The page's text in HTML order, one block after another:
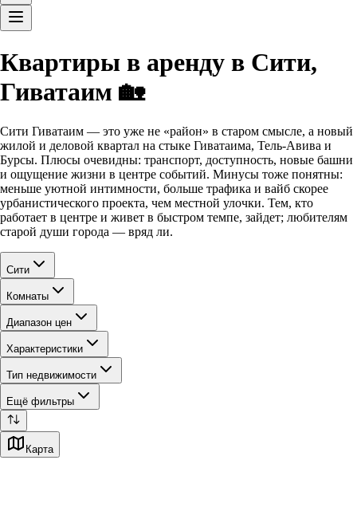
Квартиры в аренду в Сити,
Гиватаим 🏡
Сити Гиватаим — это уже не «район» в старом смысле, а новый
жилой и деловой квартал на стыке Гиватаима, Тель-Авива и
Бурсы. Плюсы очевидны: транспорт, доступность, новые башни
и ощущение жизни в центре событий. Минусы тоже понятны:
меньше уютной интимности, больше трафика и вайб скорее
урбанистического проекта, чем местной улочки. Тем, кто
работает в центре и живет в быстром темпе, зайдет; любителям
старой души города — вряд ли.
Сити
Комнаты
Диапазон цен
Характеристики
Тип недвижимости
Ещё фильтры
Карта